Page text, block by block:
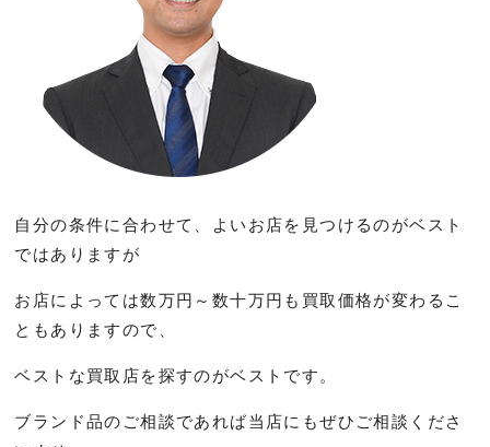
自分の条件に合わせて、よいお店を見つけるのがベスト
ではありますが
お店によっては数万円～数十万円も買取価格が変わるこ
ともありますので、
ベストな買取店を探すのがベストです。
ブランド品のご相談であれば当店にもぜひご相談くださ